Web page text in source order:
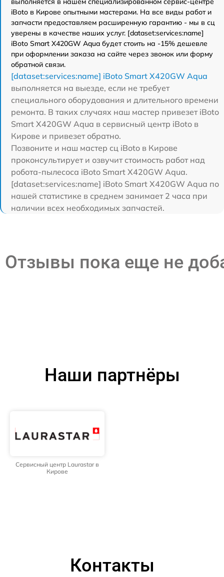
iBoto в Кирове опытными мастерами. На все виды работ и
запчасти предоставляем расширенную гарантию - мы в сц
уверены в качестве наших услуг. [dataset:services:name]
iBoto Smart Х420GW Aqua будет стоить на -15% дешевле
при оформлении заказа на сайте через звонок или форму
обратной связи.
[dataset:services:name] iBoto Smart Х420GW Aqua
выполняется на выезде, если не требует
специального оборудования и длительного времени
ремонта. В таких случаях наш мастер привезет iBoto
Smart Х420GW Aqua в сервисный центр iBoto в
Кирове и привезет обратно.
Позвоните и наш мастер сц iBoto в Кирове
проконсультирует и озвучит стоимость работ над
робота-пылесоса iBoto Smart Х420GW Aqua.
[dataset:services:name] iBoto Smart Х420GW Aqua по
нашей статистике в среднем занимает 2 часа при
наличии всех необходимых запчастей.
Отзывы пока еще не
Наши партнёры
Сервисный центр Laurastar в
Кирове
Контакты